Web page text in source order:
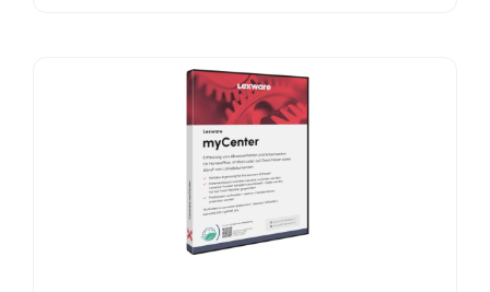
weist
mehrere
Varianten
Optionen
können